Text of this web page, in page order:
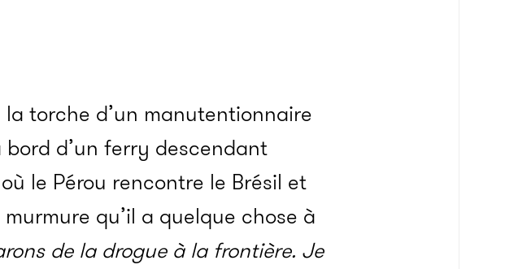
torche d’un manutentionnaire
d’un ferry descendant
le Pérou rencontre le Brésil et
qu’il a quelque chose à
de la drogue à la frontière. Je